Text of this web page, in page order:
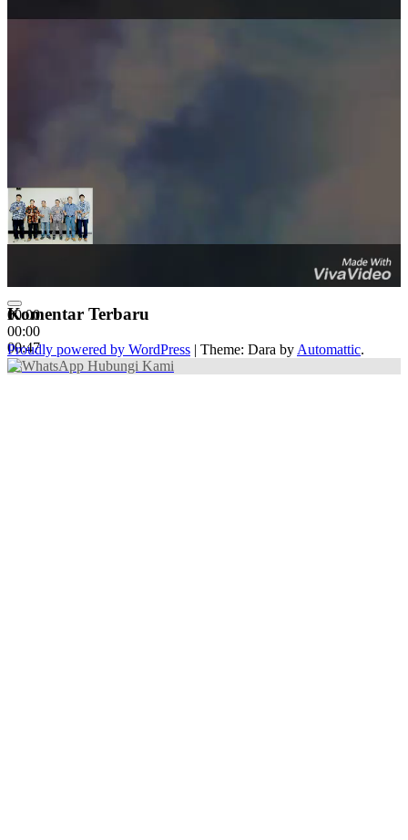
00:00
00:00
00:47
Komentar Terbaru
Proudly powered by WordPress | Theme: Dara by Automattic.
Hubungi Kami